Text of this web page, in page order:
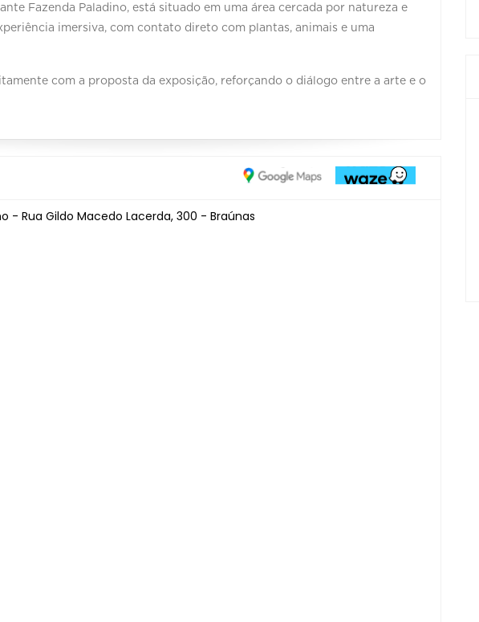
Fazenda Paladino, está situado em uma área cercada por natureza e
imersiva, com contato direto com plantas, animais e uma
com a proposta da exposição, reforçando o diálogo entre a arte e o
- Rua Gildo Macedo Lacerda, 300 - Braúnas